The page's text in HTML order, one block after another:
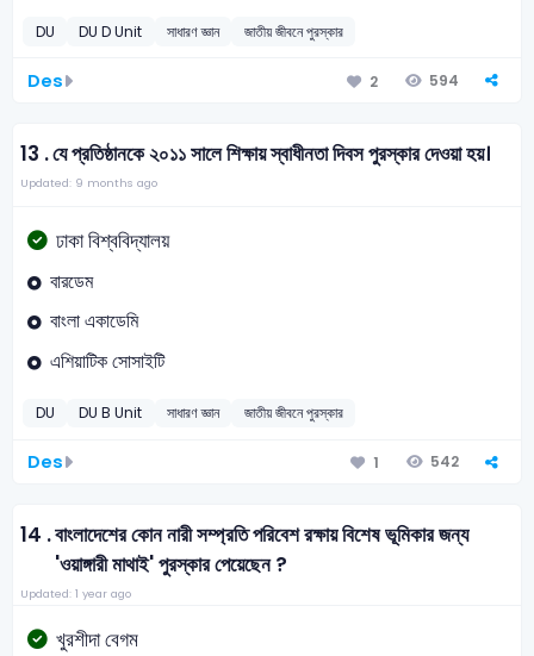
DU DU D Unit সাধারণ জ্ঞান জাতীয় জীবনে পুরস্কার
Des 2 594
13 .যে প্রতিষ্ঠানকে ২০১১ সালে শিক্ষায় স্বাধীনতা দিবস পুরস্কার দেওয়া হয়।
Updated: 9 months ago
ঢাকা বিশ্ববিদ্যালয়
বারডেম
বাংলা একাডেমি
এশিয়াটিক সোসাইটি
DU DU B Unit সাধারণ জ্ঞান জাতীয় জীবনে পুরস্কার
Des 1 542
14 .বাংলাদেশের কোন নারী সম্প্রতি পরিবেশ রক্ষায় বিশেষ ভূমিকার জন্য
'ওয়াঙ্গারী মাথাই' পুরস্কার পেয়েছেন ?
Updated: 1 year ago
খুরশীদা বেগম